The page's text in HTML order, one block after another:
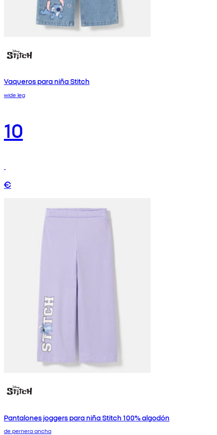
Vaqueros para niña Stitch
wide leg
10
€
Pantalones joggers para niña Stitch 100% algodón
de pernera ancha